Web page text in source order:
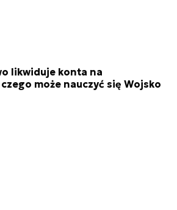
likwiduje konta na
może nauczyć się Wojsko